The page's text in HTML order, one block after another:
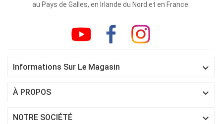
au Pays de Galles, en Irlande du Nord et en France.
Informations Sur Le Magasin 
À PROPOS 
NOTRE SOCIÉTÉ 